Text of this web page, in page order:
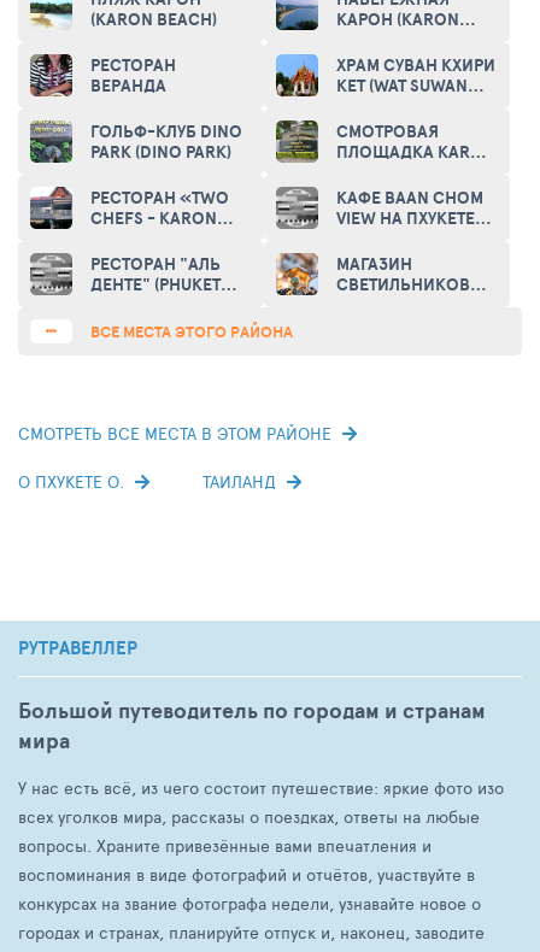
(KARON BEACH)
КАРОН (KARON
РЕСТОРАН
ВЕРАНДА
ХРАМ СУВАН КХИРИ
КЕТ (WAT SUWAN
ГОЛЬФ-КЛУБ DINO
PARK (DINO PARK)
СМОТРОВАЯ
ПЛОЩАДКА KARON
POINT)
РЕСТОРАН «TWO
CHEFS - KARON
(RESTAURANT «TWO
CHEFS - KARON
BEACH»)
КАФЕ BAAN CHOM
VIEW НА ПХУКЕТЕ
RESTAURANT "BAAN
CHOM VIEW")
РЕСТОРАН "АЛЬ
ДЕНТЕ" (PHUKET
DENTE")
МАГАЗИН
СВЕТИЛЬНИКОВ
ВСЕ МЕСТА ЭТОГО РАЙОНА
СМОТРЕТЬ ВСЕ МЕСТА В ЭТОМ РАЙОНЕ
О ПХУКЕТЕ О. ТАИЛАНД
РУТРАВЕЛЛЕР
Большой путеводитель по городам и странам
мира
У нас есть всё, из чего состоит путешествие: яркие фото изо
всех уголков мира, рассказы о поездках, ответы на любые
вопросы. Храните привезённые вами впечатления и
воспоминания в виде фотографий и отчётов, участвуйте в
конкурсах на звание фотографа недели, узнавайте новое о
городах и странах, планируйте отпуск и, наконец, заводите